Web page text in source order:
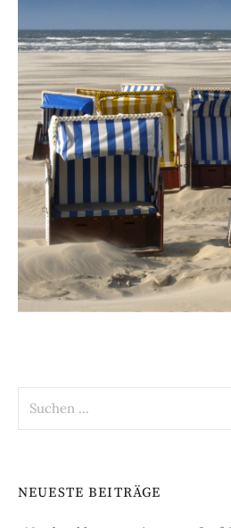
nach:
NEUESTE BEITRÄGE